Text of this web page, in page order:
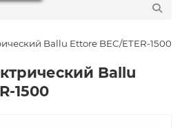
Ballu Ettore BEC/ETER-1500
Ballu
1500